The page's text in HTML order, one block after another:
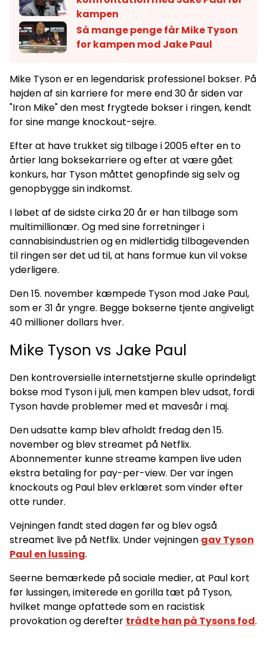
kampen
Så mange penge får Mike Tyson
for kampen mod Jake Paul
Mike Tyson er en legendarisk professionel bokser. På
højden af sin karriere for mere end 30 år siden var
"Iron Mike" den mest frygtede bokser i ringen, kendt
for sine mange knockout-sejre.
Efter at have trukket sig tilbage i 2005 efter en to
årtier lang boksekarriere og efter at være gået
konkurs, har Tyson måttet genopfinde sig selv og
genopbygge sin indkomst.
I løbet af de sidste cirka 20 år er han tilbage som
multimillionær. Og med sine forretninger i
cannabisindustrien og en midlertidig tilbagevenden
til ringen ser det ud til, at hans formue kun vil vokse
yderligere.
Den 15. november kæmpede Tyson mod Jake Paul,
som er 31 år yngre. Begge bokserne tjente angiveligt
40 millioner dollars hver.
Mike Tyson vs Jake Paul
Den kontroversielle internetstjerne skulle oprindeligt
bokse mod Tyson i juli, men kampen blev udsat, fordi
Tyson havde problemer med et mavesår i maj.
Den udsatte kamp blev afholdt fredag den 15.
november og blev streamet på Netflix.
Abonnementer kunne streame kampen live uden
ekstra betaling for pay-per-view. Der var ingen
knockouts og Paul blev erklæret som vinder efter
otte runder.
Vejningen fandt sted dagen før og blev også
streamet live på Netflix. Under vejningen gav Tyson
Paul en lussing.
Seerne bemærkede på sociale medier, at Paul kort
før lussingen, imiterede en gorilla tæt på Tyson,
hvilket mange opfattede som en racistisk
provokation og derefter trådte han på Tysons fod.